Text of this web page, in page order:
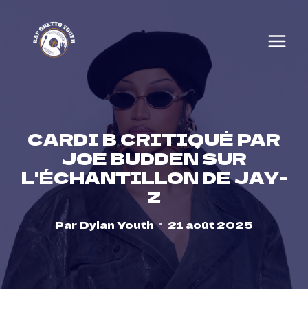
content
CARDI B CRITIQUÉ PAR
JOE BUDDEN SUR
L'ÉCHANTILLON DE JAY-
Z
Par Dylan Youth 21 août 2025